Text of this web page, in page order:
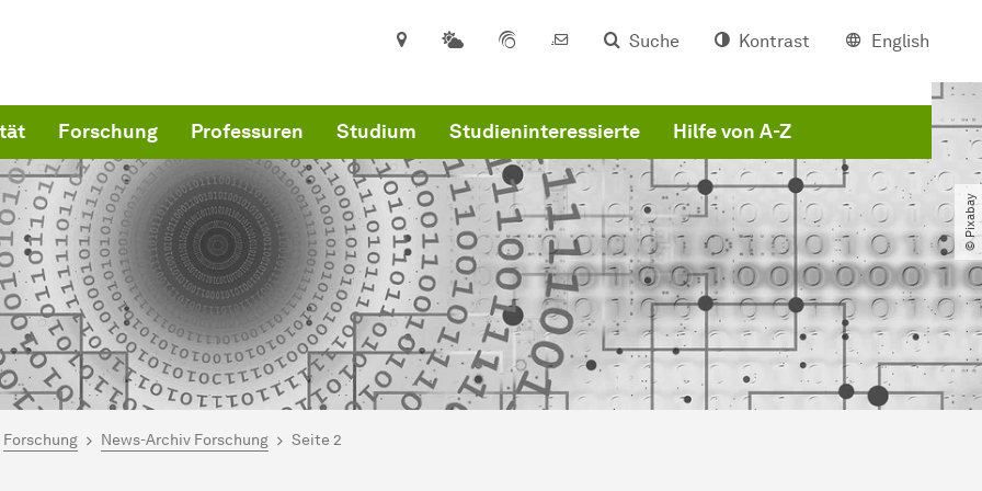
Suche Kontrast English
Forschung Professuren Studium Studieninteressierte Hilfe von A-Z
© Pixabay
hier:
für Informatik
Forschung News-Archiv Forschung Seite 2